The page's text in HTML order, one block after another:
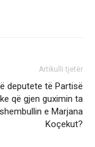
Artikulli tjetër
deputete të Partisë
që gjen guximin ta
e Marjana
Koçekut?